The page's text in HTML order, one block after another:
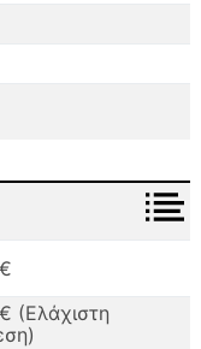
(Ελάχιστη